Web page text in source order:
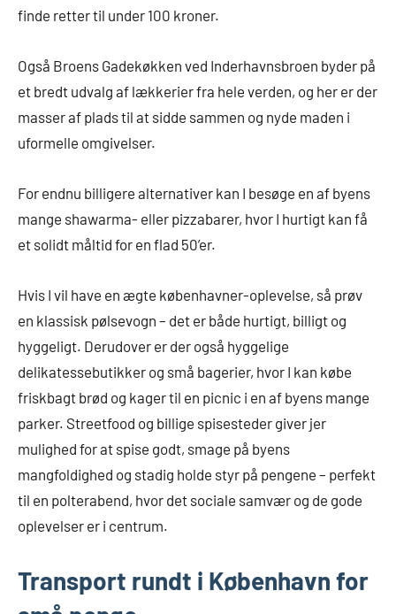
finde retter til under 100 kroner.
Også Broens Gadekøkken ved Inderhavnsbroen byder på
et bredt udvalg af lækkerier fra hele verden, og her er der
masser af plads til at sidde sammen og nyde maden i
uformelle omgivelser.
For endnu billigere alternativer kan I besøge en af byens
mange shawarma- eller pizzabarer, hvor I hurtigt kan få
et solidt måltid for en flad 50’er.
Hvis I vil have en ægte københavner-oplevelse, så prøv
en klassisk pølsevogn – det er både hurtigt, billigt og
hyggeligt. Derudover er der også hyggelige
delikatessebutikker og små bagerier, hvor I kan købe
friskbagt brød og kager til en picnic i en af byens mange
parker. Streetfood og billige spisesteder giver jer
mulighed for at spise godt, smage på byens
mangfoldighed og stadig holde styr på pengene – perfekt
til en polterabend, hvor det sociale samvær og de gode
oplevelser er i centrum.
Transport rundt i København for